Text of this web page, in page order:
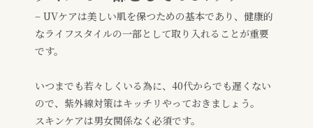
– UVケアは美しい肌を保つための基本であり、健康的
なライフスタイルの一部として取り入れることが重要
です。
いつまでも若々しくいる為に、40代からでも遅くない
ので、紫外線対策はキッチリやっておきましょう。
スキンケアは男女関係なく必須です。